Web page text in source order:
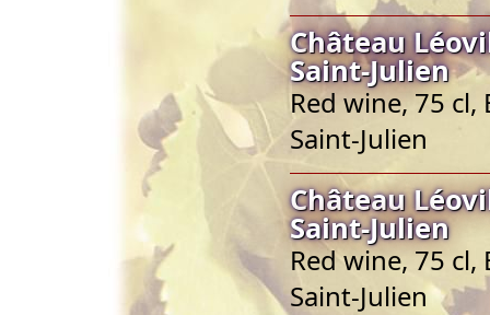
Château
Saint-Julien
Red wine, 75 cl,
Saint-Julien
Château
Saint-Julien
Red wine, 75
Saint-Julien